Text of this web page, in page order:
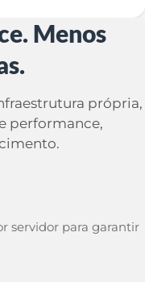
Menos
própria,
performance,
servidor para garantir